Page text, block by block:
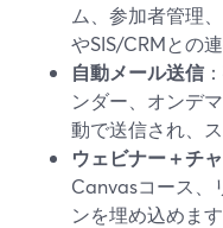
ム、参加者管理
やSIS/CRMとの
自動メール送信
ンダー、オンデ
動で送信され、
ウェビナー＋チ
Canvasコース、
ンを埋め込めま